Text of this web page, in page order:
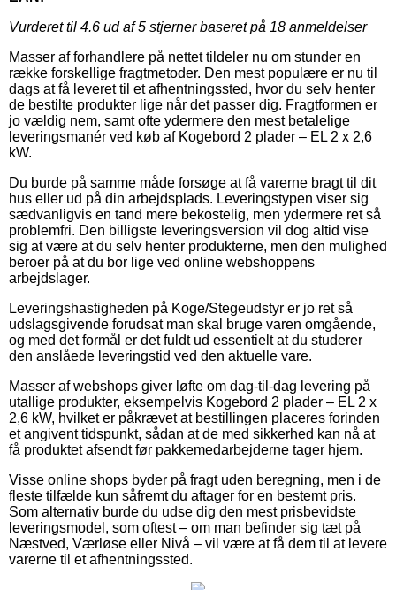
Vurderet til 4.6 ud af 5 stjerner baseret på 18 anmeldelser
Masser af forhandlere på nettet tildeler nu om stunder en
række forskellige fragtmetoder. Den mest populære er nu til
dags at få leveret til et afhentningssted, hvor du selv henter
de bestilte produkter lige når det passer dig. Fragtformen er
jo vældig nem, samt ofte ydermere den mest betalelige
leveringsmanér ved køb af Kogebord 2 plader – EL 2 x 2,6
kW.
Du burde på samme måde forsøge at få varerne bragt til dit
hus eller ud på din arbejdsplads. Leveringstypen viser sig
sædvanligvis en tand mere bekostelig, men ydermere ret så
problemfri. Den billigste leveringsversion vil dog altid vise
sig at være at du selv henter produkterne, men den mulighed
beroer på at du bor lige ved online webshoppens
arbejdslager.
Leveringshastigheden på Koge/Stegeudstyr er jo ret så
udslagsgivende forudsat man skal bruge varen omgående,
og med det formål er det fuldt ud essentielt at du studerer
den anslåede leveringstid ved den aktuelle vare.
Masser af webshops giver løfte om dag-til-dag levering på
utallige produkter, eksempelvis Kogebord 2 plader – EL 2 x
2,6 kW, hvilket er påkrævet at bestillingen placeres forinden
et angivent tidspunkt, sådan at de med sikkerhed kan nå at
få produktet afsendt før pakkemedarbejderne tager hjem.
Visse online shops byder på fragt uden beregning, men i de
fleste tilfælde kun såfremt du aftager for en bestemt pris.
Som alternativ burde du udse dig den mest prisbevidste
leveringsmodel, som oftest – om man befinder sig tæt på
Næstved, Værløse eller Nivå – vil være at få dem til at levere
varerne til et afhentningssted.